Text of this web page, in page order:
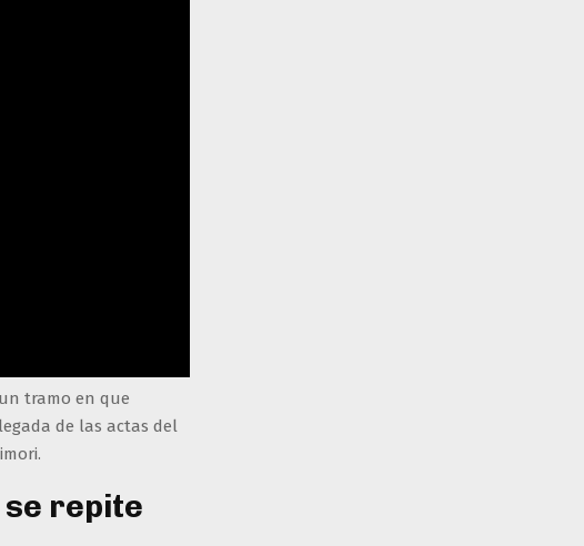
tramo en que
de las actas del
se repite